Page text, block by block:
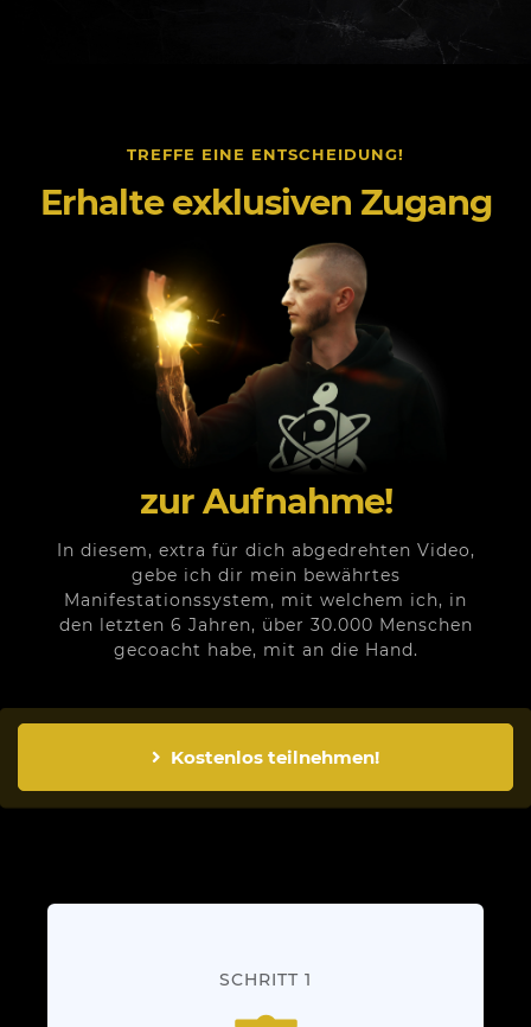
TREFFE EINE ENTSCHEIDUNG!
Erhalte exklusiven Zugang
zur Aufnahme!
In diesem, extra für dich abgedrehten Video,
gebe ich dir mein bewährtes
Manifestationssystem, mit welchem ich, in
den letzten 6 Jahren, über 30.000 Menschen
gecoacht habe, mit an die Hand.
Kostenlos teilnehmen!
SCHRITT 1